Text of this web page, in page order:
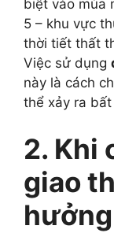
biệt vào mùa
5 – khu vực
thời tiết thất
Việc sử dụng
này là cách
thể xảy ra
2. Khi
giao